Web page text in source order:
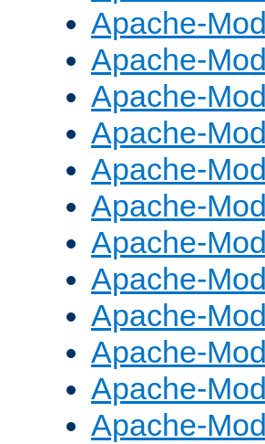
Apache-
Apache-
Apache-
Apache-
Apache-
Apache-
Apache-
Apache-
Apache-
Apache-
Apache-
Apache-